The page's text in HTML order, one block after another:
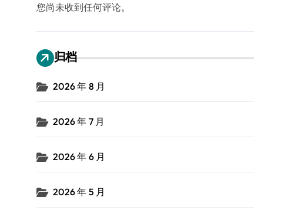
您尚未收到任何评论。
归档
2026 年 8 月
2026 年 7 月
2026 年 6 月
2026 年 5 月